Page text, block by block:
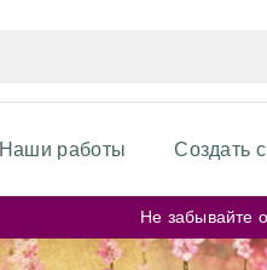
ТЕМАТИКИ
Наши работы Создать
Не забывайте